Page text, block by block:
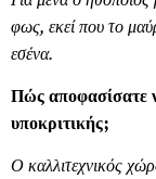
φως, εκεί που το
εσένα.
Πώς αποφασίσατε
υποκριτικής;
Ο καλλιτεχνικός